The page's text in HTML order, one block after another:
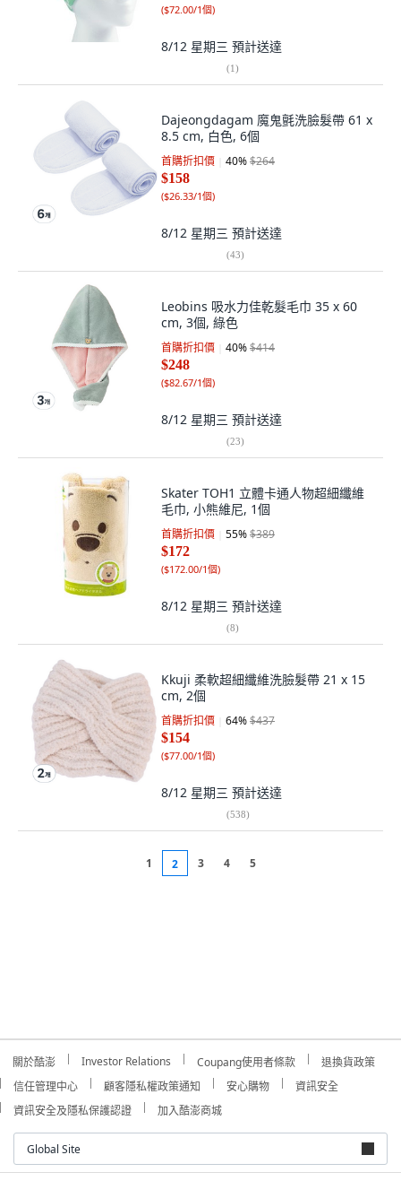
($72.00/1個)
8/12 星期三 預計送達
(1)
Dajeongdagam 魔鬼氈洗臉髮帶 61 x
8.5 cm, 白色, 6個
首購折扣價 40%$264
$158
($26.33/1個)
8/12 星期三 預計送達
(43)
Leobins 吸水力佳乾髮毛巾 35 x 60
cm, 3個, 綠色
首購折扣價 40%$414
$248
($82.67/1個)
8/12 星期三 預計送達
(23)
Skater TOH1 立體卡通人物超細纖維
毛巾, 小熊維尼, 1個
首購折扣價 55%$389
$172
($172.00/1個)
8/12 星期三 預計送達
(8)
Kkuji 柔軟超細纖維洗臉髮帶 21 x 15
cm, 2個
首購折扣價 64%$437
$154
($77.00/1個)
8/12 星期三 預計送達
(538)
1 2 3 4 5
關於酷澎 Investor Relations Coupang使用者條款
退換貨政策
信任管理中心
顧客隱私權政策通知 安心購物
資訊安全
資訊安全及隱私保護認證
加入酷澎商城
Global Site